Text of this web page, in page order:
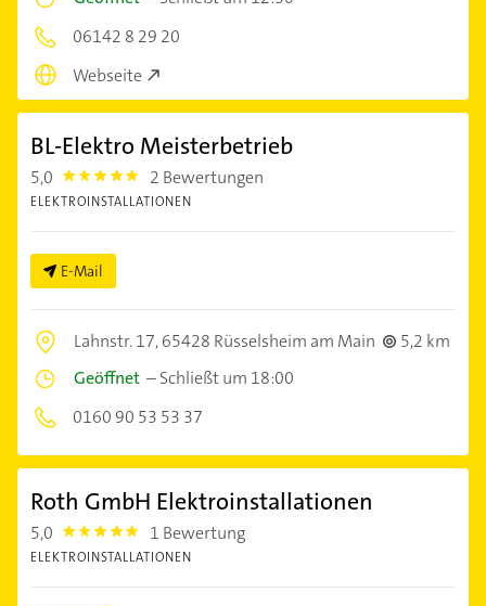
06142 8 29 20
Webseite
BL-Elektro Meisterbetrieb
5,0 5.0 2 Bewertungen
ELEKTROINSTALLATIONEN
E-Mail
Lahnstr. 17,65428 Rüsselsheim am Main
5,2 km
Geöffnet –Schließt um 18:00
0160 90 53 53 37
Roth GmbH Elektroinstallationen
5,0 5.0 1 Bewertung
ELEKTROINSTALLATIONEN